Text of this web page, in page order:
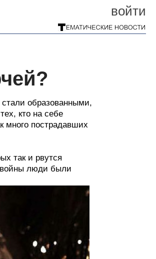
войти
образованными,
кто на себе
много пострадавших
так и рвутся
войны люди были